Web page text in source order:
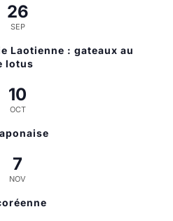
26
SEP
Laotienne : gateaux au
lotus
10
OCT
7
NOV